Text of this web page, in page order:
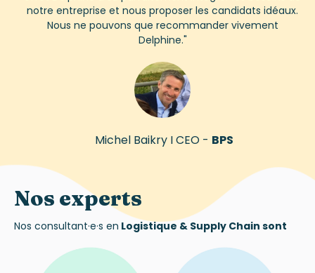
notre entreprise et nous proposer les candidats idéaux.
Nous ne pouvons que recommander vivement
Delphine."
Michel Baikry I CEO - BPS
Nos experts
Nos consultant·e·s en Logistique & Supply Chain sont